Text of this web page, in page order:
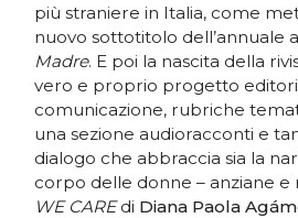
più straniere in Italia, come
nuovo sottotitolo dell’annuale
Madre. E poi la nascita della
vero e proprio progetto
comunicazione, rubriche
una sezione audioracconti e
dialogo che abbraccia sia la
corpo delle donne – anziane e
WE CAREdi Diana Paola